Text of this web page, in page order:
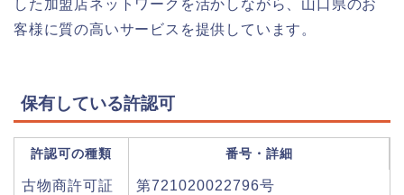
した加盟店ネットワークを活かしながら、山口県のお
客様に質の高いサービスを提供しています。
保有している許認可
許認可の種類 番号・詳細
古物商許可証 第721020022796号